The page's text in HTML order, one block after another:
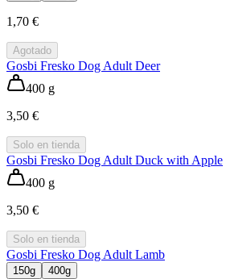
1,70 €
Agotado
Gosbi Fresko Dog Adult Deer
400 g
3,50 €
Solo en tienda
Gosbi Fresko Dog Adult Duck with Apple
400 g
3,50 €
Solo en tienda
Gosbi Fresko Dog Adult Lamb
150g 400g